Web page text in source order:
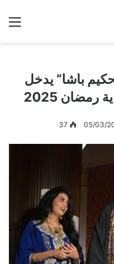
باشا” يدخل
2025
05/03/
37